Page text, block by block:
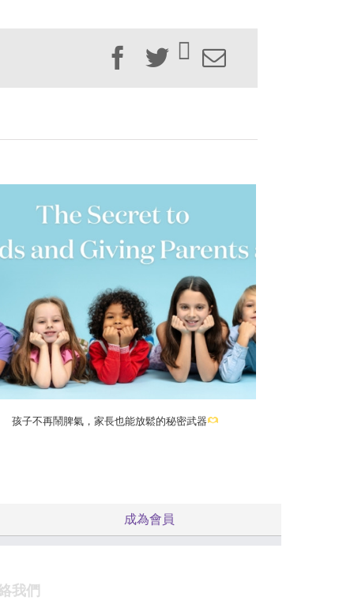
Facebook
TwitterEmail
孩子不再鬧脾氣，家長也能放鬆的秘密武器
成為會員
我們